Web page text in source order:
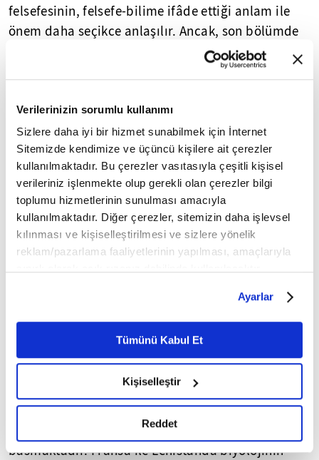
Verilerinizin sorumlu kullanımı
Sizlere daha iyi bir hizmet sunabilmek için İnternet
Sitemizde kendimize ve üçüncü kişilere ait çerezler
kullanılmaktadır. Bu çerezler vasıtasıyla çeşitli kişisel
verileriniz işlenmekte olup gerekli olan çerezler bilgi
toplumu hizmetlerinin sunulması amacıyla
kullanılmaktadır. Diğer çerezler, sitemizin daha işlevsel
kılınması ve kişiselleştirilmesi ve sizlere yönelik
reklam/pazarlama faaliyetlerinin yapılması, amaçlarıyla
belirleyebilirsiniz. Çerezlere ilişkin detaylı bilgi için
Ayarlar butonuna tıklayabilir,Çerez Bilgilendirme
Metnimizi ziyaret edebilirsiniz.
6698 sayılı Kişisel Verilerin Korunması Kanunu uyarınca
okumak ve sitemizi ziyaretiniz kapsamında
gerçekleştirilen veri işleme faaliyetleri ile ilgili daha
detaylı bilgi almak için lütfentıklayınız.
Ayarlar
Tümünü Kabul Et
Kişiselleştir
Reddet
felsefesinin, felsefe-bilime ifâde ettiği anlam ile
önem daha seçikce anlaşılır. Ancak, son bölümde
belirtildiği üzre, onun, salt bilim ile bilim
felsefesinin ötesinde, insan yaşamasının bütün
tutulmaması gereken noktadır. Bu nedenle
Amerika Birleşik Devletleri ile Kanada başta
gelmek üzre, canlılar bilimi felsefesi, felsefe ile
bilim araştırmalarının yoğun şekilde yürütüldüğü
Almanyavusturyada, İsviçre,İngiltere, Felemenk,
Fransa, Lehıstan/Polonya, Rusya, Hindıstan ile
İtalyada, İspanyolca konuşan kimi ülkelerde
gitgide ilginin odağı olmak yolundadır. Çoğu kere,
saydığımız ülkelerin kimisinde biyoloji felsefesi bir
bütün olarak ele alınmamışsa bile, en azından,
yapıldığı görülüyor. Sözgelişi, İngilizce konuşulan
ülkelerde genellikle üstünde durulan, biyolojinin
bilim teorisiyken, Almanca konuşulan ülkeler ile
Hindıstanda daha çok metabiyoloji ağır
basmaktadır. Fransa ile Lehıstanda biyolojinin